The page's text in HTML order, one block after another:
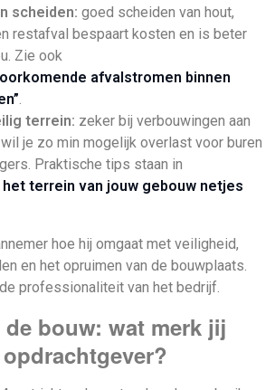
scheiden: goed scheiden van hout,
restafval bespaart kosten en is beter
Zie ook
afvalstromen binnen
.
terrein: zeker bij verbouwingen aan
je zo min mogelijk overlast voor buren
Praktische tips staan in
het terrein van jouw gebouw netjes
hoe hij omgaat met veiligheid,
en het opruimen van de bouwplaats.
professionaliteit van het bedrijf.
bouw: wat merk jij